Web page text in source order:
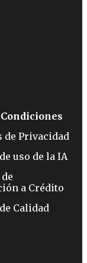
de Privacidad
uso de la IA
a Crédito
Calidad